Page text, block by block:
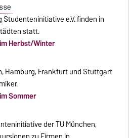
e.V. finden in
statt.
Herbst/Winter
Hamburg, Frankfurt und Stuttgart
Sommer
der TU München,